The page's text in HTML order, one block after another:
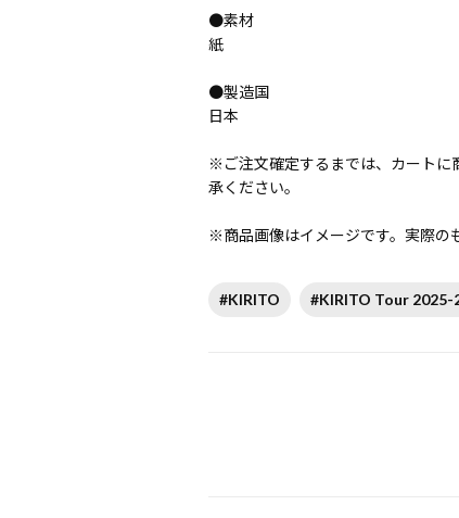
●素材
紙
●製造国
日本
※ご注文確定するまでは、カートに
承ください。
※商品画像はイメージです。実際の
#KIRITO #KIRITO Tour 2025-